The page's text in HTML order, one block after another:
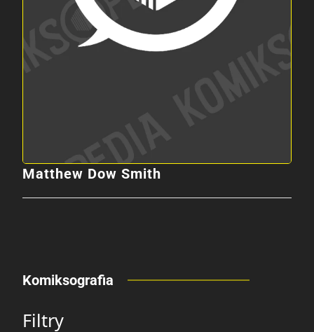
Matthew Dow Smith
Komiksografia
Filtry